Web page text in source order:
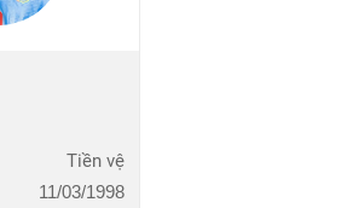
Tiền vệ
11/03/1998